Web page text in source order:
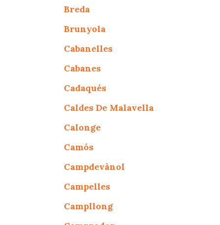
Breda
Brunyola
Cabanelles
Cabanes
Cadaqués
Caldes De Malavella
Calonge
Camós
Campdevànol
Campelles
Campllong